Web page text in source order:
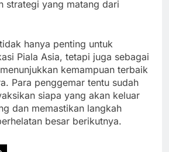
strategi yang matang dari
hanya penting untuk
Piala Asia, tetapi juga sebagai
kemampuan terbaik
Para penggemar tentu sudah
siapa yang akan keluar
dan memastikan langkah
besar berikutnya.